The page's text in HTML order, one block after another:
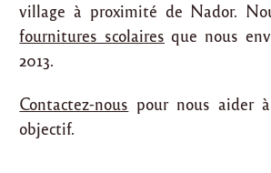
village à proximité de Nador.
fournitures scolaires que nous
2013.
Contactez-nous pour nous aider
objectif.